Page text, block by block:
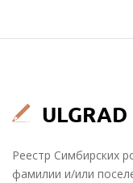
Реестр Симбирских
фамилии и/или